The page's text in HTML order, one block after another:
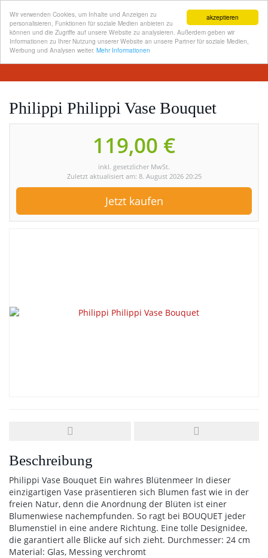
akzeptieren
Wir verwenden Cookies, um Inhalte und Anzeigen zu
personalisieren, Funktionen für soziale Medien anbieten zu
können und die Zugriffe auf unsere Website zu analysieren. Außerdem geben wir
Informationen zu Ihrer Nutzung unserer Website an unsere Partner für soziale Medien,
Werbung und Analysen weiter. Mehr Informationen
Skip
content
Philippi Philippi Vase Bouquet
119,00 €
inkl. gesetzlicher MwSt.
Zuletzt aktualisiert am: 8. August 2026 20:25
Jetzt kaufen
Beschreibung
Philippi Vase Bouquet Ein wahres Blütenmeer In dieser
einzigartigen Vase präsentieren sich Blumen fast wie in der
freien Natur, denn die Anordnung der Blüten ist einer
Blumenwiese nachempfunden. So ragt bei BOUQUET jeder
Blumenstiel in eine andere Richtung. Eine tolle Designidee,
die garantiert alle Blicke auf sich zieht. Durchmesser: 24 cm
Material: Glas, Messing verchromt